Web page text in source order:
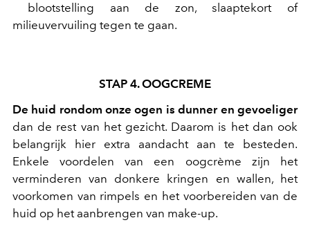
blootstelling aan de zon, slaaptekort of
milieuvervuiling tegen te gaan.
STAP 4. OOGCREME
De huid rondom onze ogen is dunner en gevoeliger
dan de rest van het gezicht. Daarom is het dan ook
belangrijk hier extra aandacht aan te besteden.
Enkele voordelen van een oogcrème zijn het
verminderen van donkere kringen en wallen, het
voorkomen van rimpels en het voorbereiden van de
huid op het aanbrengen van make-up.